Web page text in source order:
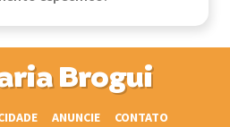
Brogui
ANUNCIE CONTATO